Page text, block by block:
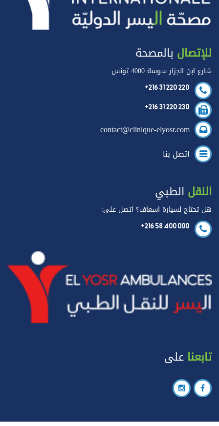
للإتصال بالمصحة
شارع ابن الجزار سوسة 4000 تونس
+216 31 220 220
+216 31 220 230
contact@clinique-elyosr.com
اتصل بنا
النقل الطبي
هل تحتاج لسيارة اسعاف؟ اتصل على:
+216 58 400 000
تابعنا على